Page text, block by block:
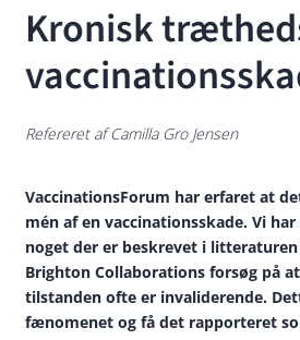
Kronisk
Refereret af Camilla Gro Jensen
VaccinationsForum har erfaret at
mén af en vaccinationsskade. Vi
noget der er beskrevet i
Brighton Collaborations forsøg på
tilstanden ofte er invaliderende.
fænomenet og få det rapporteret